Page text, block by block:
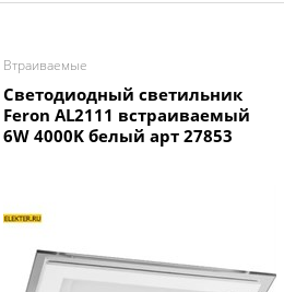
Втраиваемые
Светодиодный светильник
Feron AL2111 встраиваемый
6W 4000K белый арт 27853